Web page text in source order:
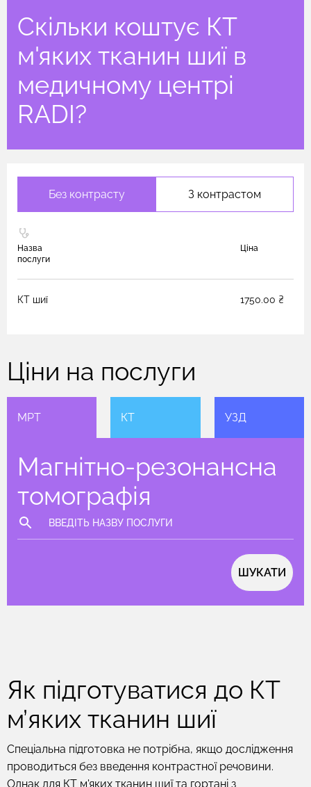
Скільки коштує КТ
м'яких тканин шиї в
медичному центрі
RADI?
Без контрасту З контрастом
Назва
послуги
Ціна
КТ шиї 1750.00 ₴
Ціни на послуги
МРТ КТ УЗД
Магнітно-резонансна
томографія
ШУКАТИ
Як підготуватися до КТ
м’яких тканин шиї
Спеціальна підготовка не потрібна, якщо дослідження
проводиться без введення контрастної речовини.
Однак для КТ м'яких тканин шиї та гортані з